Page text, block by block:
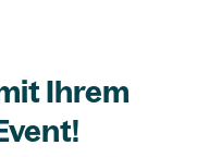
Ihrem